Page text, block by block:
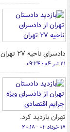
دادسرای ناحیه ۲۷ تهران بازدید کرد.
۲۱ تیر ۰۴ - ۰۹:۲۴
تهران بازدید کرد.
۱۸ خرداد ۰۴ - ۲۰:۱۸